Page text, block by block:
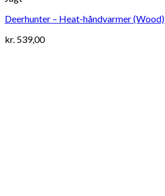
Deerhunter – Heat-håndvarmer (Wood)
kr. 539,00